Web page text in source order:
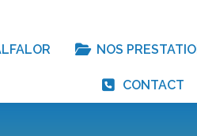
NOS
CONTACT